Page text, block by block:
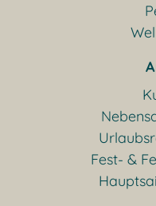
Fest- &